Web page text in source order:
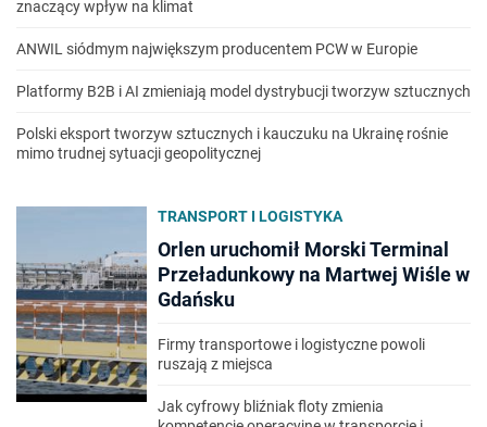
znaczący wpływ na klimat
ANWIL siódmym największym producentem PCW w Europie
Platformy B2B i AI zmieniają model dystrybucji tworzyw sztucznych
Polski eksport tworzyw sztucznych i kauczuku na Ukrainę rośnie
mimo trudnej sytuacji geopolitycznej
TRANSPORT I LOGISTYKA
Orlen uruchomił Morski Terminal
Przeładunkowy na Martwej Wiśle w
Gdańsku
Firmy transportowe i logistyczne powoli
ruszają z miejsca
Jak cyfrowy bliźniak floty zmienia